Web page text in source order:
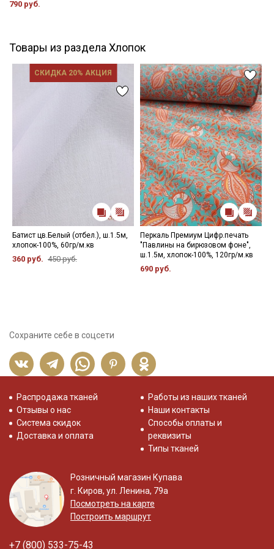
зависимости от партии.
790 руб.
Товары из раздела Хлопок
СКИДКА 20% АКЦИЯ
Батист цв.Белый (отбел.), ш.1.5м,
хлопок-100%, 60гр/м.кв
360 руб. 450 руб.
Перкаль Премиум Цифр.печать
"Павлины на бирюзовом фоне",
ш.1.5м, хлопок-100%, 120гр/м.кв
690 руб.
Сохраните себе в соцсети
Распродажа тканей
Отзывы о нас
Система скидок
Доставка и оплата
Работы из наших тканей
Наши контакты
Способы оплаты и
реквизиты
Типы тканей
Розничный магазин Купава
г. Киров, ул. Ленина, 79а
Посмотреть на карте
Построить маршрут
+7 (800) 533-75-43